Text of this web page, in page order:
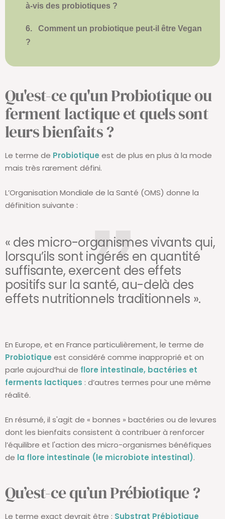
à-vis des probiotiques ?
6.
Comment un probiotique peut-il être Vegan
?
Qu'est-ce qu'un Probiotique ou
ferment lactique et quels sont
leurs bienfaits ?
Le terme de Probiotique est de plus en plus à la mode
mais très rarement défini.
L’Organisation Mondiale de la Santé (OMS) donne la
définition suivante :
« des micro-organismes vivants qui,
lorsqu’ils sont ingérés en quantité
suffisante, exercent des effets
positifs sur la santé, au-delà des
effets nutritionnels traditionnels ».
En Europe, et en France particulièrement, le terme de
Probiotique est considéré comme inapproprié et on
parle aujourd’hui de flore intestinale, bactéries et
ferments lactiques : d’autres termes pour une même
réalité.
En résumé, il s'agit de « bonnes » bactéries ou de levures
dont les bienfaits consistent à contribuer à renforcer
l’équilibre et l'action des micro-organismes bénéfiques
de la flore intestinale (le microbiote intestinal).
Qu’est-ce qu’un Prébiotique ?
Le terme exact devrait être : Substrat Prébiotique